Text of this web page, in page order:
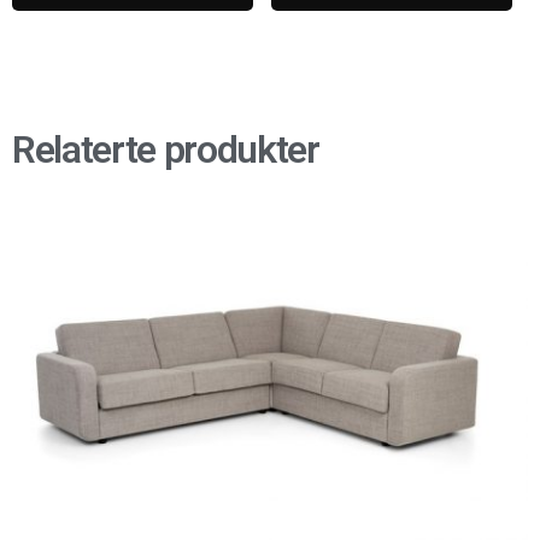
Relaterte produkter